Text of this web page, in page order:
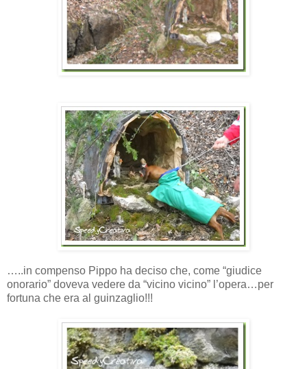
…..in compenso Pippo ha deciso che, come “giudice
onorario” doveva vedere da “vicino vicino” l’opera…per
fortuna che era al guinzaglio!!!